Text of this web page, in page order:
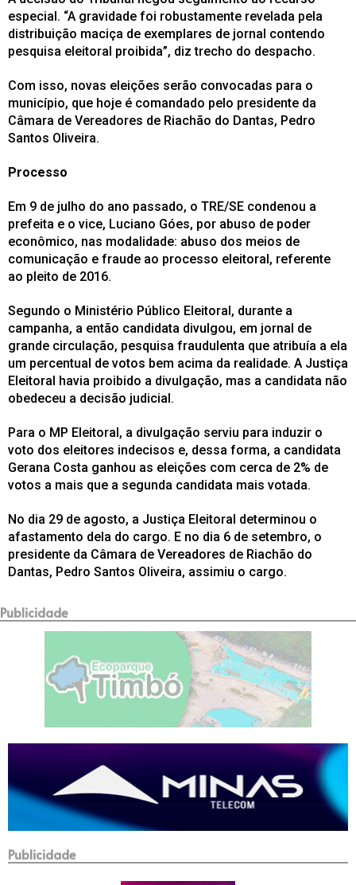
especial. “A gravidade foi robustamente revelada pela
distribuição maciça de exemplares de jornal contendo
pesquisa eleitoral proibida”, diz trecho do despacho.
Com isso, novas eleições serão convocadas para o
município, que hoje é comandado pelo presidente da
Câmara de Vereadores de Riachão do Dantas, Pedro
Santos Oliveira.
Processo
Em 9 de julho do ano passado, o TRE/SE condenou a
prefeita e o vice, Luciano Góes, por abuso de poder
econômico, nas modalidade: abuso dos meios de
comunicação e fraude ao processo eleitoral, referente
ao pleito de 2016.
Segundo o Ministério Público Eleitoral, durante a
campanha, a então candidata divulgou, em jornal de
grande circulação, pesquisa fraudulenta que atribuía a ela
um percentual de votos bem acima da realidade. A Justiça
Eleitoral havia proibido a divulgação, mas a candidata não
obedeceu a decisão judicial.
Para o MP Eleitoral, a divulgação serviu para induzir o
voto dos eleitores indecisos e, dessa forma, a candidata
Gerana Costa ganhou as eleições com cerca de 2% de
votos a mais que a segunda candidata mais votada.
No dia 29 de agosto, a Justiça Eleitoral determinou o
afastamento dela do cargo. E no dia 6 de setembro, o
presidente da Câmara de Vereadores de Riachão do
Dantas, Pedro Santos Oliveira, assimiu o cargo.
Publicidade
Publicidade